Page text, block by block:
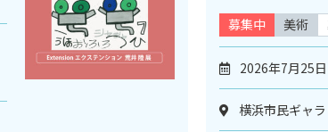
募集中 美術
2026年7月25
横浜市民ギャ